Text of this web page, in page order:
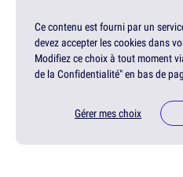
Ce contenu est fourni par un
devez accepter les cookies dans
Modifiez ce choix à tout moment
de la Confidentialité" en bas de
Gérer mes choix